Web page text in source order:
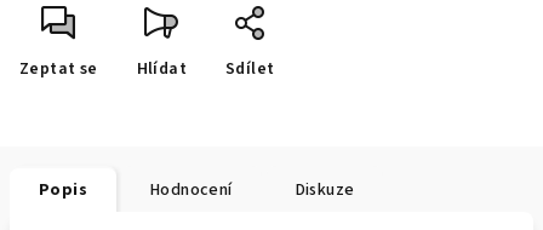
Zeptat se Hlídat Sdílet
Popis Hodnocení Diskuze